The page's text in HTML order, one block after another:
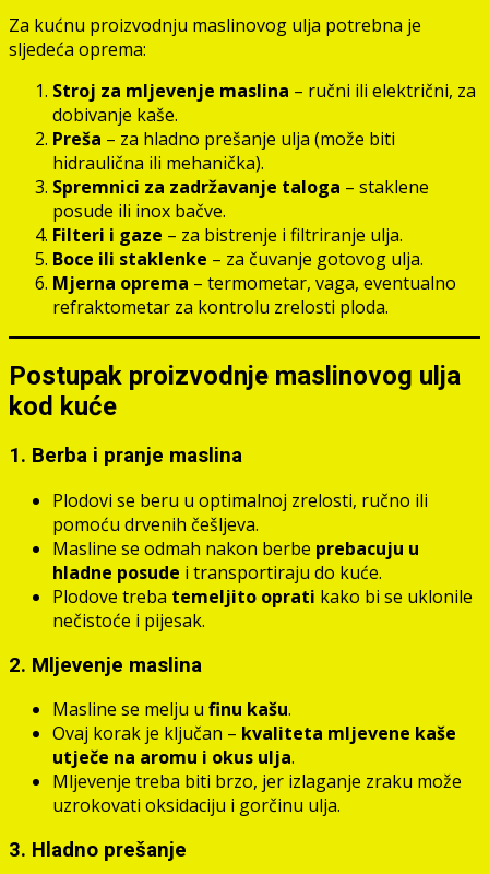
Za kućnu proizvodnju maslinovog ulja potrebna je
sljedeća oprema:
Stroj za mljevenje maslina – ručni ili električni, za
dobivanje kaše.
Preša – za hladno prešanje ulja (može biti
hidraulična ili mehanička).
Spremnici za zadržavanje taloga – staklene
posude ili inox bačve.
Filteri i gaze – za bistrenje i filtriranje ulja.
Boce ili staklenke – za čuvanje gotovog ulja.
Mjerna oprema – termometar, vaga, eventualno
refraktometar za kontrolu zrelosti ploda.
Postupak proizvodnje maslinovog ulja
kod kuće
1. Berba i pranje maslina
Plodovi se beru u optimalnoj zrelosti, ručno ili
pomoću drvenih češljeva.
Masline se odmah nakon berbe prebacuju u
hladne posude i transportiraju do kuće.
Plodove treba temeljito oprati kako bi se uklonile
nečistoće i pijesak.
2. Mljevenje maslina
Masline se melju u finu kašu.
Ovaj korak je ključan – kvaliteta mljevene kaše
utječe na aromu i okus ulja.
Mljevenje treba biti brzo, jer izlaganje zraku može
uzrokovati oksidaciju i gorčinu ulja.
3. Hladno prešanje